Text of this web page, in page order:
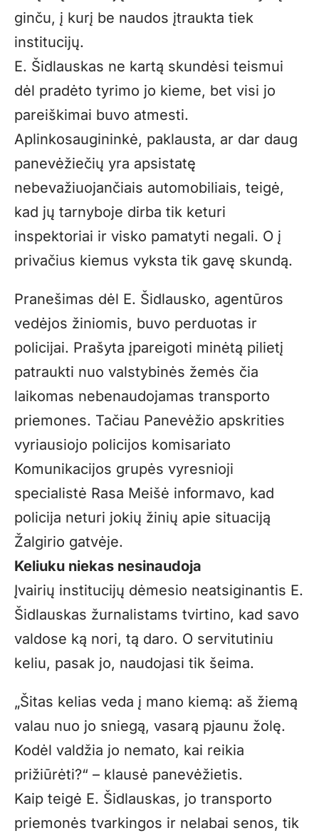
ginču, į kurį be naudos įtraukta tiek
institucijų.
E. Šidlauskas ne kartą skundėsi teismui
dėl pradėto tyrimo jo kieme, bet visi jo
pareiškimai buvo atmesti.
Aplinkosaugininkė, paklausta, ar dar daug
panevėžiečių yra apsistatę
nebevažiuojančiais automobiliais, teigė,
kad jų tarnyboje dirba tik keturi
inspektoriai ir visko pamatyti negali. O į
privačius kiemus vyksta tik gavę skundą.
Pranešimas dėl E. Šidlausko, agentūros
vedėjos žiniomis, buvo perduotas ir
policijai. Prašyta įpareigoti minėtą pilietį
patraukti nuo valstybinės žemės čia
laikomas nebenaudojamas transporto
priemones. Tačiau Panevėžio apskrities
vyriausiojo policijos komisariato
Komunikacijos grupės vyresnioji
specialistė Rasa Meišė informavo, kad
policija neturi jokių žinių apie situaciją
Žalgirio gatvėje.
Keliuku niekas nesinaudoja
Įvairių institucijų dėmesio neatsiginantis E.
Šidlauskas žurnalistams tvirtino, kad savo
valdose ką nori, tą daro. O servitutiniu
keliu, pasak jo, naudojasi tik šeima.
„Šitas kelias veda į mano kiemą: aš žiemą
valau nuo jo sniegą, vasarą pjaunu žolę.
Kodėl valdžia jo nemato, kai reikia
prižiūrėti?“ – klausė panevėžietis.
Kaip teigė E. Šidlauskas, jo transporto
priemonės tvarkingos ir nelabai senos, tik